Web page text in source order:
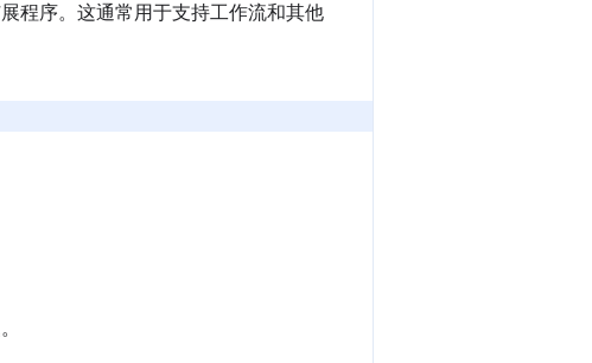
程序。这通常用于支持工作流和其他